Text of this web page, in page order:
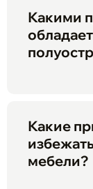
Какими
Какие
мебели?